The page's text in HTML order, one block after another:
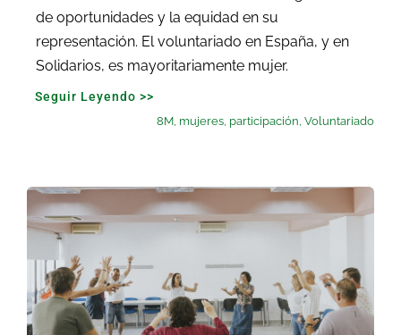
de oportunidades y la equidad en su
representación. El voluntariado en España, y en
Solidarios, es mayoritariamente mujer.
Seguir Leyendo >>
8M mujeres participación ,Voluntariado